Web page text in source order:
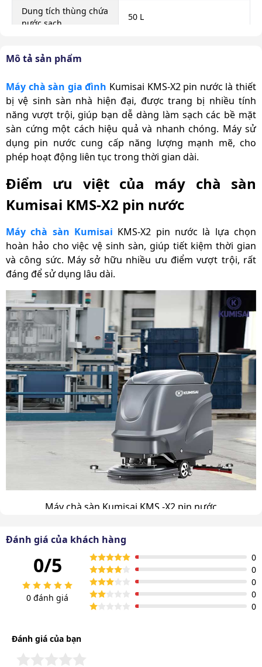
Mô tả sản phẩm
Máy chà sàn gia đình Kumisai KMS-X2 pin nước là thiết
bị vệ sinh sàn nhà hiện đại, được trang bị nhiều tính
năng vượt trội, giúp bạn dễ dàng làm sạch các bề mặt
sàn cứng một cách hiệu quả và nhanh chóng. Máy sử
dụng pin nước cung cấp năng lượng mạnh mẽ, cho
phép hoạt động liên tục trong thời gian dài.
Điểm ưu việt của máy chà sàn
Kumisai KMS-X2 pin nước
Máy chà sàn Kumisai KMS-X2 pin nước là lựa chọn
hoàn hảo cho việc vệ sinh sàn, giúp tiết kiệm thời gian
và công sức. Máy sở hữu nhiều ưu điểm vượt trội, rất
đáng để sử dụng lâu dài.
Máy chà sàn Kumisai KMS -X2 pin nước
Khả năng làm sạch cực nhanh
Sức mạnh kép từ hai động cơ công suất 550W cho khả
năng chà và hút bụi mạnh mẽ, loại bỏ hoàn toàn mọi bụi
bẩn, vết bẩn cứng đầu trên sàn nhà.
Bàn chải đường kính 18 inch có diện tích tiếp xúc rộng,
Bình chứa dung tích lớn
Dung tích thùng chứa
nước sạch
50 L
Thời gian làm việc
Dây điện
8 m
Kích thước đóng gói
1410 × 680 × 1320 mm
Kích thước sản phẩm
1200 × 800 × 1050 mm
phẩm
Xuất xứ
Chính hãng
Thời gian bảo hành
motor
24 tháng
Thời gian bảo hành
phần điện và bơm
12 tháng
Thời gian bảo hành
bình ắc quy, sạc và
van từ
6 tháng
Đánh giá của khách hàng
0/5
0 đánh giá
0
0
0
0
0
Đánh giá của bạn